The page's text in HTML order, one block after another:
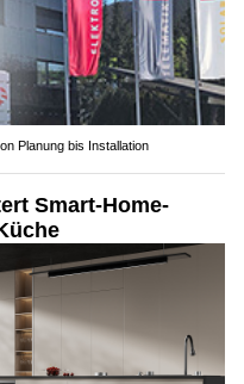
Planung bis Installation
Smart-Home-